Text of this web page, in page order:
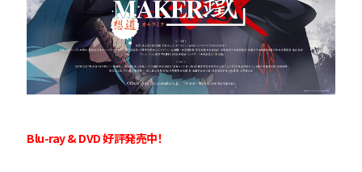
Blu-ray & DVD 好評発売中！